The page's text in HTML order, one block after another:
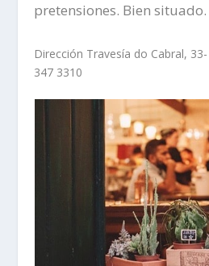
pretensiones. Bien situado.
Dirección Travesía do Cabral, 33-
347 3310